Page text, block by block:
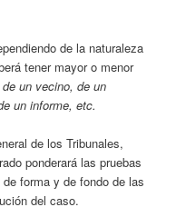
de la naturaleza
tener mayor o menor
un vecino, de un
un informe, etc.
de los Tribunales,
ponderará las pruebas
forma y de fondo de las
del caso.